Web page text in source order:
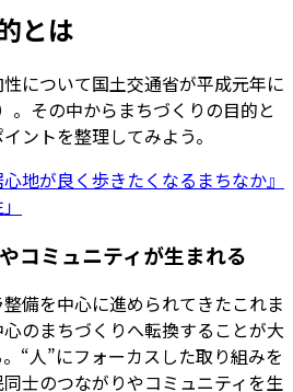
とは
について国土交通省が平成元年に
その中からまちづくりの目的と
ントを整理してみよう。
地が良く歩きたくなるまちなか』
コミュニティが生まれる
備を中心に進められてきたこれま
のまちづくりへ転換することが大
“人”にフォーカスした取り組みを
士のつながりやコミュニティを生